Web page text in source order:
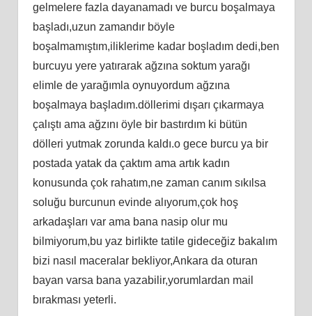
gelmelere fazla dayanamadı ve burcu boşalmaya
başladı,uzun zamandır böyle
boşalmamıştım,iliklerime kadar boşladım dedi,ben
burcuyu yere yatırarak ağzına soktum yarağı
elimle de yarağımla oynuyordum ağzına
boşalmaya başladım.döllerimi dışarı çıkarmaya
çalıştı ama ağzını öyle bir bastırdım ki bütün
dölleri yutmak zorunda kaldı.o gece burcu ya bir
postada yatak da çaktım ama artık kadın
konusunda çok rahatım,ne zaman canım sıkılsa
soluğu burcunun evinde alıyorum,çok hoş
arkadaşları var ama bana nasip olur mu
bilmiyorum,bu yaz birlikte tatile gideceğiz bakalım
bizi nasıl maceralar bekliyor,Ankara da oturan
bayan varsa bana yazabilir,yorumlardan mail
bırakması yeterli.